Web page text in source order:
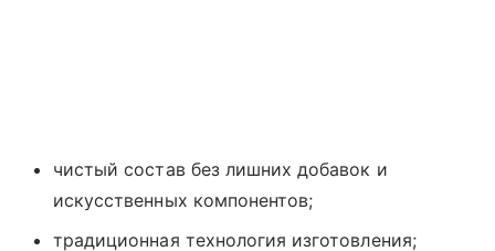
чистый состав без лишних добавок и
искусственных компонентов;
традиционная технология изготовления;